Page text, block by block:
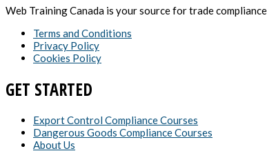
Web Training Canada is your source for trade
Terms and Conditions
Privacy Policy
Cookies Policy
GET STARTED
Export Control Compliance Courses
Dangerous Goods Compliance Courses
About Us